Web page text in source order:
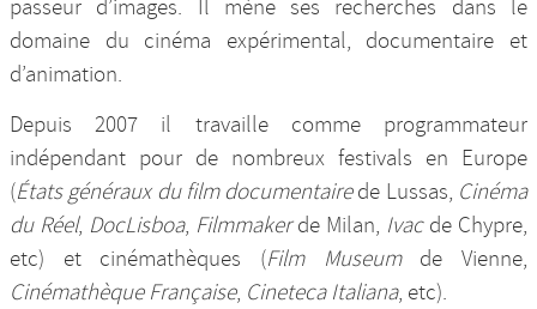
passeur d’images. Il mène ses recherches dans le
domaine du cinéma expérimental, documentaire et
d’animation.
Depuis 2007 il travaille comme programmateur
indépendant pour de nombreux festivals en Europe
(États généraux du film documentairede Lussas, Cinéma
du Réel, DocLisboa, Filmmakerde Milan, Ivacde Chypre,
etc) et cinémathèques (Film Museumde Vienne,
Cinémathèque Française, Cineteca Italiana, etc).